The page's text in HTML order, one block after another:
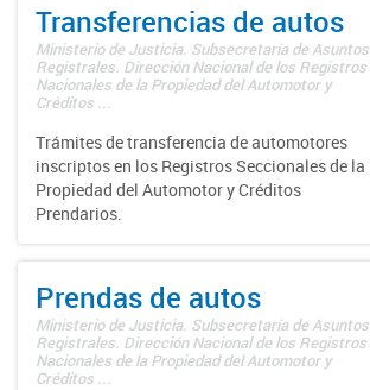
Transferencias de autos
Ministerio de Justicia. Subsecretaría de Asuntos
Registrales. Dirección Nacional de los Registros
Nacionales de la Propiedad del Automotor y
Créditos ...
Trámites de transferencia de automotores
inscriptos en los Registros Seccionales de la
Propiedad del Automotor y Créditos
Prendarios.
Prendas de autos
Ministerio de Justicia. Subsecretaría de Asuntos
Registrales. Dirección Nacional de los Registros
Nacionales de la Propiedad del Automotor y
Créditos ...